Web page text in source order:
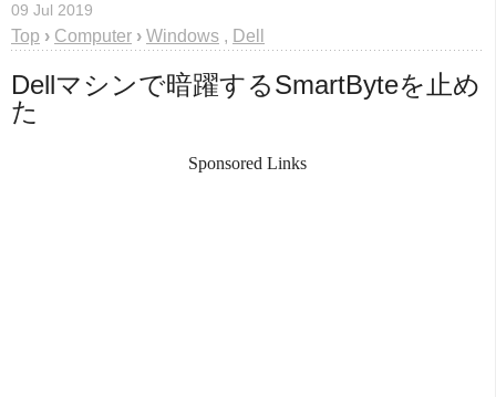
09 Jul 2019
Top › Computer › Windows , Dell
Dellマシンで暗躍するSmartByteを止め
た
Sponsored Links